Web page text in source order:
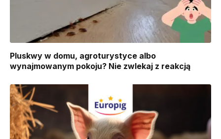
Pluskwy w domu, agroturystyce albo
wynajmowanym pokoju? Nie zwlekaj z reakcją